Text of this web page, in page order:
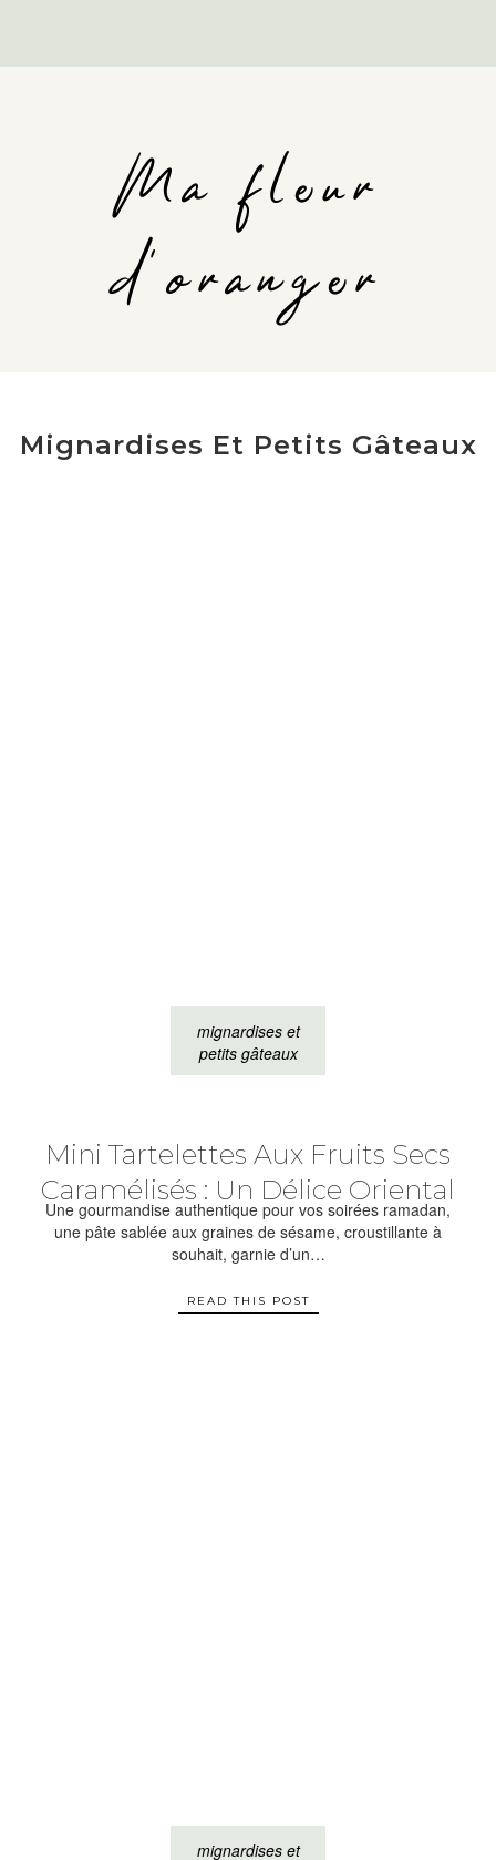
Ma fleur
d'oranger
Mignardises Et Petits Gâteaux
mignardises et
petits gâteaux
Mini Tartelettes Aux Fruits Secs
Caramélisés : Un Délice Oriental
Une gourmandise authentique pour vos soirées ramadan,
une pâte sablée aux graines de sésame, croustillante à
souhait, garnie d’un…
READ THIS POST
mignardises et